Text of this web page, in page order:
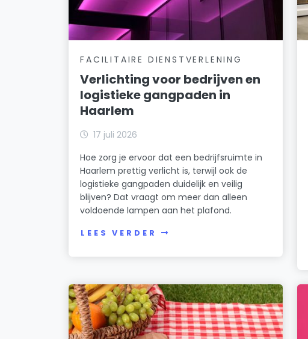
FACILITAIRE DIENSTVERLENING
Verlichting voor bedrijven en
logistieke gangpaden in
Haarlem
17 juli 2026
Hoe zorg je ervoor dat een bedrijfsruimte in
Haarlem prettig verlicht is, terwijl ook de
logistieke gangpaden duidelijk en veilig
blijven? Dat vraagt om meer dan alleen
voldoende lampen aan het plafond.
LEES VERDER